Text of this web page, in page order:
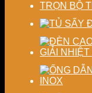
TRỌN BỘ
GIẢI NHIỆT
INOX